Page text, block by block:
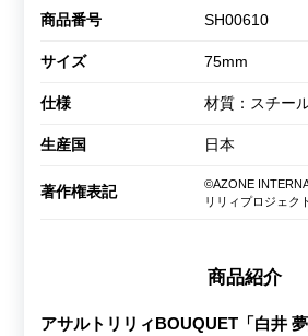
商品番号 SH00610
サイズ 75mm
仕様 材質：スチー
生産国 日本
著作権表記
©AZONE
リリィプロジェク
商品紹介
アサルトリリィBOUQUET「白井